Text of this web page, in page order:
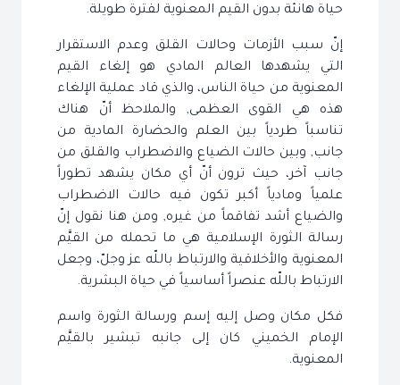
حياة هانئة بدون القيم المعنوية لفترة طويلة.
إنّ سبب الأزمات وحالات القلق وعدم الاستقرار
التي يشهدها العالم المادي هو إلغاء القيم
المعنوية من حياة الناس، والذي قاد عملية الإلغاء
هذه هي القوى العظمى, والملاحظ أنّ هناك
تناسباً طردياً بين العلم والحضارة المادية من
جانب, وبين حالات الضياع والاضطراب والقلق من
جانب آخر، حيث ترون أنّ أي مكان يشهد تطوراً
علمياً ومادياً أكبر تكون فيه حالات الاضطراب
والضياع أشد تفاقماً من غيره, ومن هنا نقول إنّ
رسالة الثورة الإسلامية هي ما تحمله من القيَّم
المعنوية والأخلاقية والارتباط باللّه عز وجلّ، وجعل
الارتباط باللّه عنصراً أساسياً في حياة البشرية.
فكل مكان وصل إليه إسم ورسالة الثورة واسم
الإمام الخميني كان إلى جانبه تبشير بالقيَّم
المعنوية.